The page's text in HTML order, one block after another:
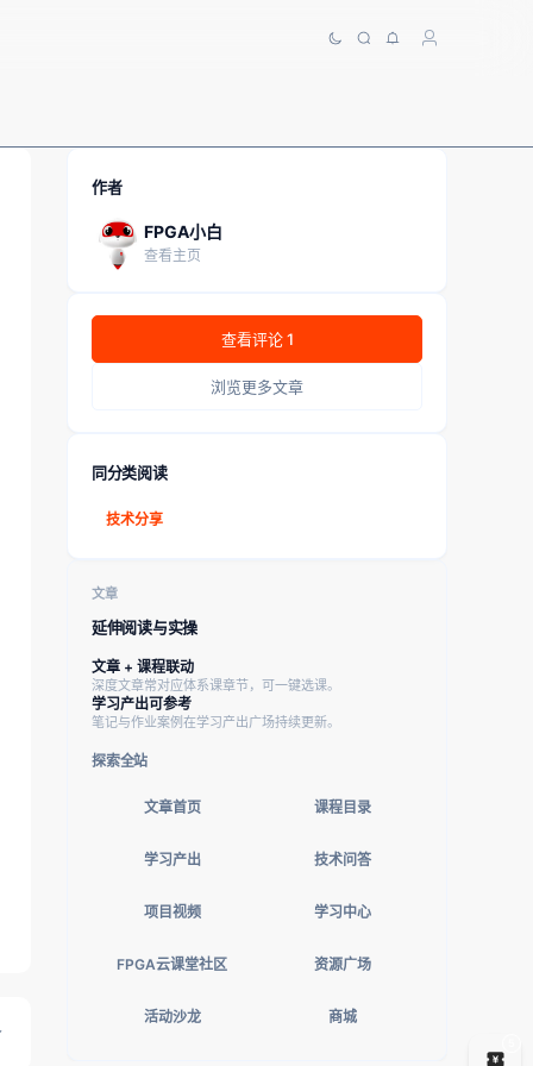
作者
FPGA小白
查看主页
查看评论 1
浏览更多文章
同分类阅读
技术分享
文章
延伸阅读与实操
文章 + 课程联动
深度文章常对应体系课章节，可一键选课。
学习产出可参考
笔记与作业案例在学习产出广场持续更新。
探索全站
文章首页 课程目录
学习产出 技术问答
项目视频 学习中心
FPGA云课堂社区 资源广场
活动沙龙 商城